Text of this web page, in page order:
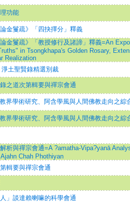
功能
金鬘疏》「四抉擇分」釋義
金鬘疏》「教授修行及諸諦」釋義=An
in Tsongkhapa's Golden Rosary,
Realization
土聖賢錄精選別裁
之道次第輯要與禪宗會通
界學術研究、阿含學風與人間佛教走向之綜
界學術研究、阿含學風與人間佛教走向之綜
析與禪宗會通=A ?amatha-Vipa?yanā
Chah Phothiyan
輯要與禪宗會通
」談達賴喇嘛的科學會通